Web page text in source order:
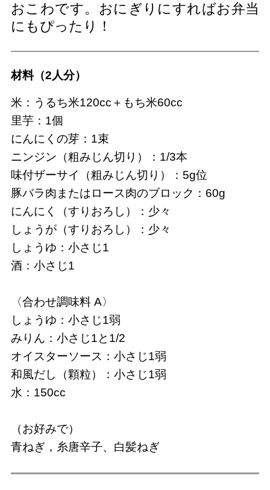
おこわです。おにぎりにすればお弁当
にもぴったり！
材料（2人分）
米：うるち米120cc＋もち米60cc
里芋：1個
にんにくの芽：1束
ニンジン（粗みじん切り）：1/3本
味付ザーサイ（粗みじん切り）：5g位
豚バラ肉またはロース肉のブロック：60g
にんにく（すりおろし）：少々
しょうが（すりおろし）：少々
しょうゆ：小さじ1
酒：小さじ1
〈合わせ調味料 A〉
しょうゆ：小さじ1弱
みりん：小さじ1と1/2
オイスターソース：小さじ1弱
和風だし（顆粒）：小さじ1弱
水：150cc
（お好みで）
青ねぎ，糸唐辛子、白髪ねぎ